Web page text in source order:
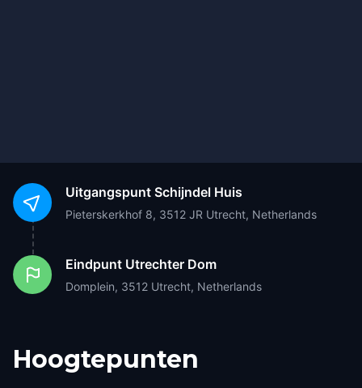
Uitgangspunt Schijndel Huis
Pieterskerkhof 8, 3512 JR Utrecht, Netherlands
Eindpunt Utrechter Dom
Domplein, 3512 Utrecht, Netherlands
Hoogtepunten